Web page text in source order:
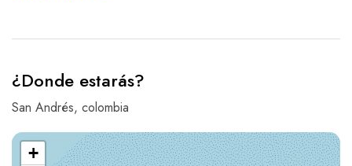
¿Donde estarás?
San Andrés, colombia
+